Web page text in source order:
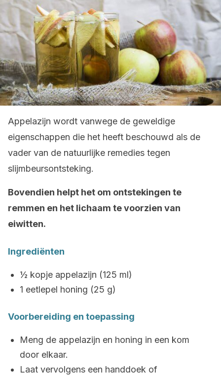
Appelazijn wordt vanwege de geweldige
eigenschappen die het heeft beschouwd als de
vader van de natuurlijke remedies tegen
slijmbeursontsteking.
Bovendien helpt het om ontstekingen te
remmen en het lichaam te voorzien van
eiwitten.
Ingrediënten
½ kopje appelazijn (125 ml)
1 eetlepel honing (25 g)
Voorbereiding en toepassing
Meng de appelazijn en honing in een kom
door elkaar.
Laat vervolgens een handdoek of